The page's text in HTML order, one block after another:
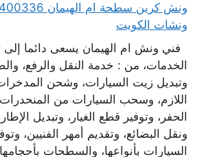
ونشات الكويت
فني ونش ام الهيمان يسعى دائما
الخدمات، من : خدمة النقل والرفع،
وتبديل زيت السيارات، وشحن
اللازم، وسحب السيارات من المنحدرات
الحفر، وتوفير قطع الغيار، وتبديل
ونقل البضائع، وتقديم أمهر الفنيين،
السيارات بأنواعها، والسطحات